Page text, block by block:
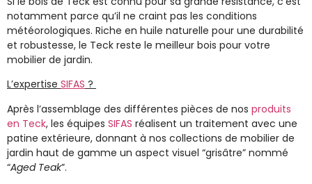
notamment parce qu’il ne craint pas les conditions
météorologiques. Riche en huile naturelle pour une durabilité
et robustesse, le Teck reste le meilleur bois pour votre
mobilier de jardin.
L’expertise SIFAS ?
Après l’assemblage des différentes pièces de nos produits
en Teck, les équipes SIFAS réalisent un traitement avec une
patine extérieure, donnant à nos collections de mobilier de
jardin haut de gamme un aspect visuel “grisâtre” nommé
“Aged Teak”.